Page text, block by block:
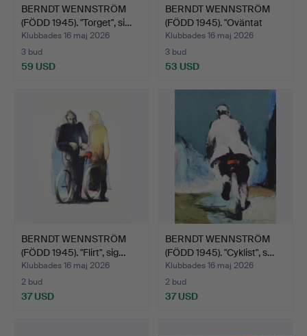
BERNDT WENNSTRÖM
(FÖDD 1945). "Torget", si…
Klubbades 16 maj 2026
3 bud
59 USD
BERNDT WENNSTRÖM
(FÖDD 1945). "Oväntat
möt…
Klubbades 16 maj 2026
3 bud
53 USD
BERNDT WENNSTRÖM
(FÖDD 1945). "Flirt", sig…
Klubbades 16 maj 2026
2 bud
37 USD
BERNDT WENNSTRÖM
(FÖDD 1945). "Cyklist", s…
Klubbades 16 maj 2026
2 bud
37 USD